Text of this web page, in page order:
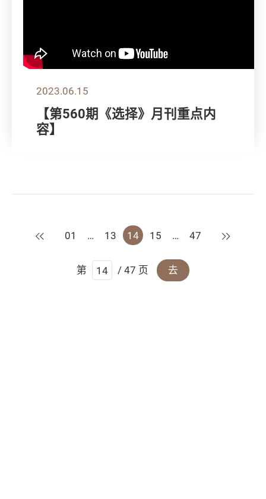
2023.06.15
【第560期《选择》月刊重点内
容】
上一页
01 … 13 14 15 … 47 下一页
第 / 47 页 去